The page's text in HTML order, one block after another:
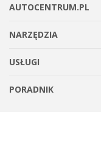
AUTOCENTRUM.PL
NARZĘDZIA
USŁUGI
PORADNIK